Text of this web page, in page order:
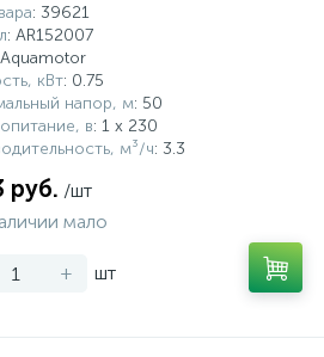
: 39621
: AR152007
кВт: 0.75
напор, м: 50
в: 1 x 230
м³/ч: 3.3
руб. /шт
мало
+ шт